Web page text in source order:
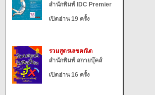
สำนักพิมพ์ IDC Premier
เปิดอ่าน 19 ครั้ง
รวมสูตรเลขคณิต
สำนักพิมพ์ สกายบุ๊คส์
เปิดอ่าน 16 ครั้ง